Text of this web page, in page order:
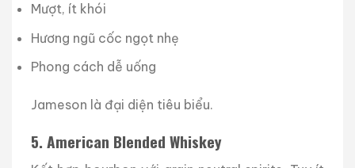
Mượt, ít khói
Hương ngũ cốc ngọt nhẹ
Phong cách dễ uống
Jameson là đại diện tiêu biểu.
5. American Blended Whiskey